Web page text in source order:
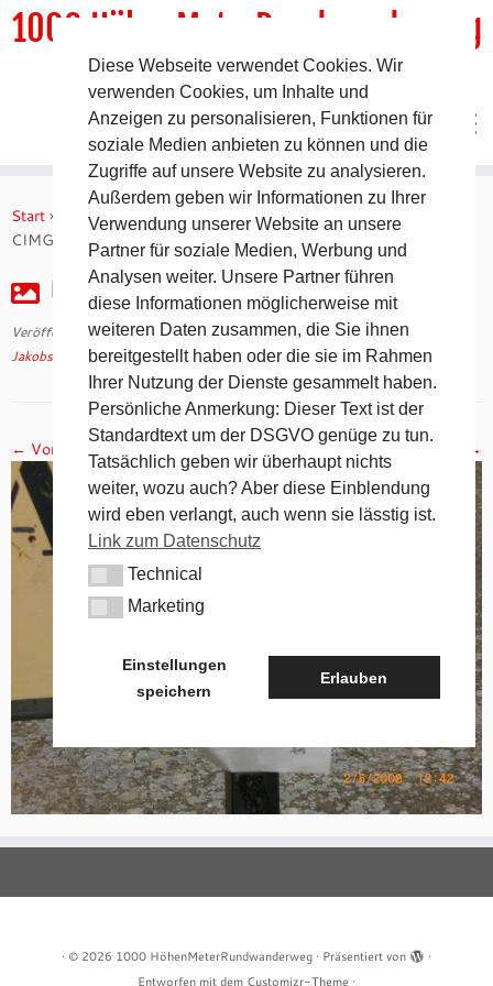
Inhalt
springen
1000 HöhenMeterRundwanderweg
DER Rundwanderweg um Pommelsbrunn
Start » Jakobsweg 2008 – 14. Tag auf dem Camino Francés
CIMG2655
CIMG2655
Veröffentlicht am30. April 2018mit den Abmessungen1024 × 768
Jakobsweg 2008 – 14. Tag auf dem Camino Francés.
← Vorheriges Nächstes →
· © 2026 1000 HöhenMeterRundwanderweg · Präsentiert von
·
Entworfen mit dem Customizr-Theme ·
Diese Webseite verwendet Cookies. Wir
verwenden Cookies, um Inhalte und
Anzeigen zu personalisieren, Funktionen für
soziale Medien anbieten zu können und die
Zugriffe auf unsere Website zu analysieren.
Außerdem geben wir Informationen zu Ihrer
Verwendung unserer Website an unsere
Partner für soziale Medien, Werbung und
Analysen weiter. Unsere Partner führen
diese Informationen möglicherweise mit
weiteren Daten zusammen, die Sie ihnen
bereitgestellt haben oder die sie im Rahmen
Ihrer Nutzung der Dienste gesammelt haben.
Persönliche Anmerkung: Dieser Text ist der
Standardtext um der DSGVO genüge zu tun.
Tatsächlich geben wir überhaupt nichts
weiter, wozu auch? Aber diese Einblendung
wird eben verlangt, auch wenn sie lässtig ist.
Link zum Datenschutz
TechnicalTechnical
MarketingMarketing
Einstellungen
speichern
Erlauben